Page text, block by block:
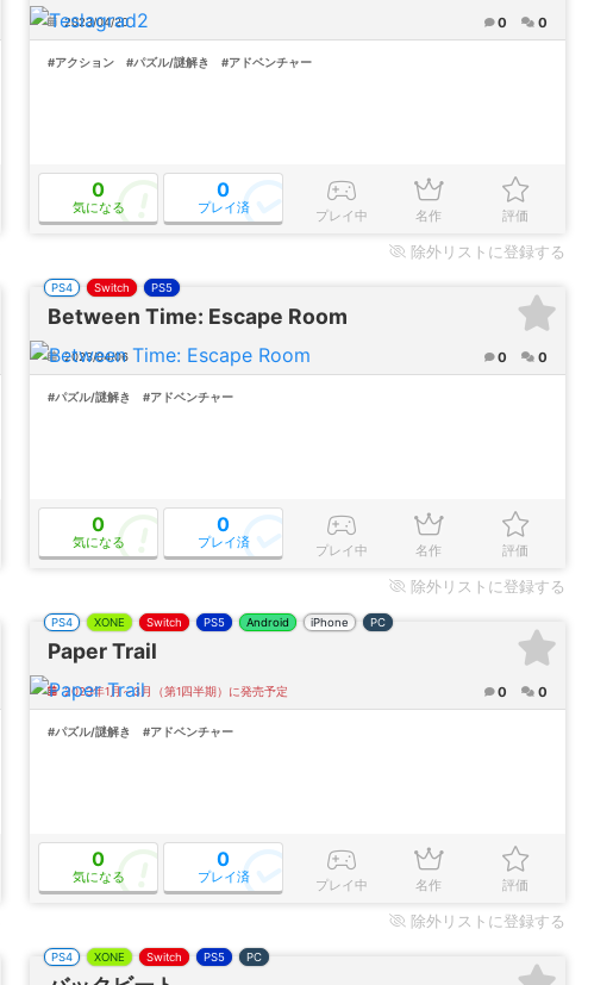
2023/04/20 0 0
#アクション #パズル/謎解き #アドベンチャー
0
気になる
0
プレイ済
プレイ中 名作 評価
除外 リストに登録する
Between Time: Escape Room
PS4 Switch PS5
2023/04/06 0 0
#パズル/謎解き #アドベンチャー
0
気になる
0
プレイ済
プレイ中 名作 評価
除外 リストに登録する
Paper Trail
PS4 XONE Switch PS5 Android iPhone PC
2023年1月～3月（第1四半期）に発売予定 0 0
#パズル/謎解き #アドベンチャー
0
気になる
0
プレイ済
プレイ中 名作 評価
除外 リストに登録する
PS4 XONE Switch PS5 PC